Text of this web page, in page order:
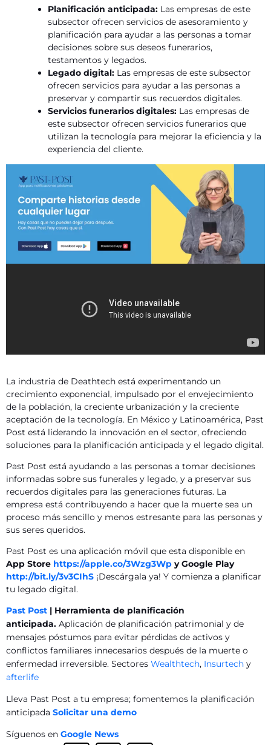
Planificación anticipada: Las empresas de este
subsector ofrecen servicios de asesoramiento y
planificación para ayudar a las personas a tomar
decisiones sobre sus deseos funerarios,
testamentos y legados.
Legado digital: Las empresas de este subsector
ofrecen servicios para ayudar a las personas a
preservar y compartir sus recuerdos digitales.
Servicios funerarios digitales: Las empresas de
este subsector ofrecen servicios funerarios que
utilizan la tecnología para mejorar la eficiencia y la
experiencia del cliente.
La industria de Deathtech está experimentando un
crecimiento exponencial, impulsado por el envejecimiento
de la población, la creciente urbanización y la creciente
aceptación de la tecnología. En México y Latinoamérica, Past
Post está liderando la innovación en el sector, ofreciendo
soluciones para la planificación anticipada y el legado digital.
Past Post está ayudando a las personas a tomar decisiones
informadas sobre sus funerales y legado, y a preservar sus
recuerdos digitales para las generaciones futuras. La
empresa está contribuyendo a hacer que la muerte sea un
proceso más sencillo y menos estresante para las personas y
sus seres queridos.
Past Post es una aplicación móvil que esta disponible en
App Store https://apple.co/3Wzg3Wp y Google Play
http://bit.ly/3v3CIhS ¡Descárgala ya! Y comienza a planificar
tu legado digital.
Past Post | Herramienta de planificación
anticipada. Aplicación de planificación patrimonial y de
mensajes póstumos para evitar pérdidas de activos y
conflictos familiares innecesarios después de la muerte o
enfermedad irreversible. Sectores Wealthtech, Insurtech y
afterlife
Lleva Past Post a tu empresa; fomentemos la planificación
anticipada Solicitar una demo
Síguenos en Google News